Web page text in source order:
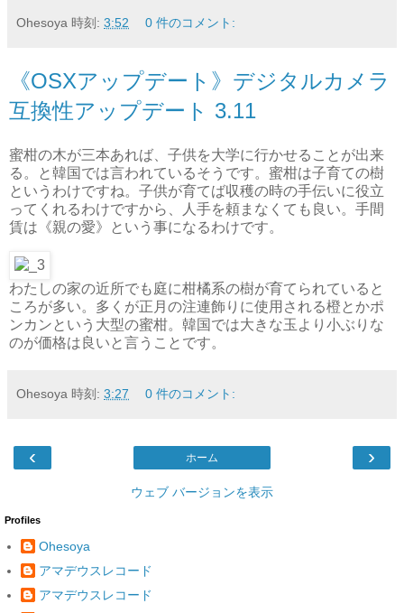
Ohesoya 時刻: 3:52 0 件のコメント:
《OSXアップデート》デジタルカメラ
互換性アップデート 3.11
蜜柑の木が三本あれば、子供を大学に行かせることが出来
る。と韓国では言われているそうです。蜜柑は子育ての樹
というわけですね。子供が育てば収穫の時の手伝いに役立
ってくれるわけですから、人手を頼まなくても良い。手間
賃は《親の愛》という事になるわけです。
わたしの家の近所でも庭に柑橘系の樹が育てられていると
ころが多い。多くが正月の注連飾りに使用される橙とかポ
ンカンという大型の蜜柑。韓国では大きな玉より小ぶりな
のが価格は良いと言うことです。
Ohesoya 時刻: 3:27 0 件のコメント:
‹ ›
ホーム
ウェブ バージョンを表示
Profiles
Ohesoya
アマデウスレコード
アマデウスレコード